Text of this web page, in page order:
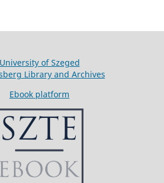
University of Szeged
Library and Archives
Ebook platform